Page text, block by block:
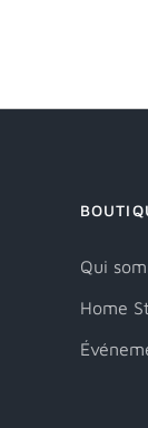
Qui
Home